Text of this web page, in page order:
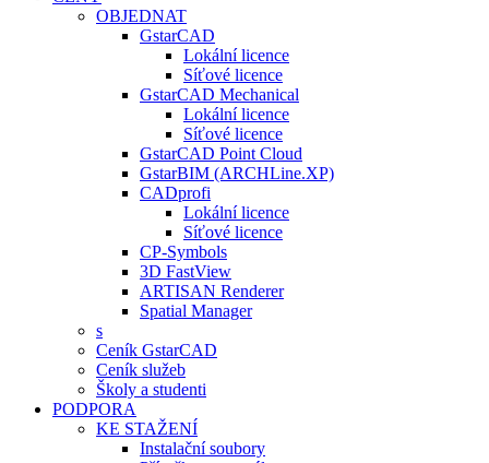
OBJEDNAT
GstarCAD
Lokální licence
Síťové licence
GstarCAD Mechanical
Lokální licence
Síťové licence
GstarCAD Point Cloud
GstarBIM (ARCHLine.XP)
CADprofi
Lokální licence
Síťové licence
CP-Symbols
3D FastView
ARTISAN Renderer
Spatial Manager
s
Ceník GstarCAD
Ceník služeb
Školy a studenti
PODPORA
KE STAŽENÍ
Instalační soubory